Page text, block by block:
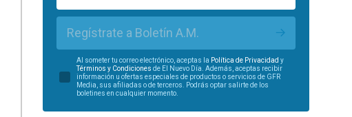
Regístrate a Boletín A.M.
Al someter tu correo electrónico, aceptas la Política de Privacidad y
Términos y Condiciones de El Nuevo Día. Además, aceptas recibir
información u ofertas especiales de productos o servicios de GFR
Media, sus afiliadas o de terceros. Podrás optar salirte de los
boletines en cualquier momento.